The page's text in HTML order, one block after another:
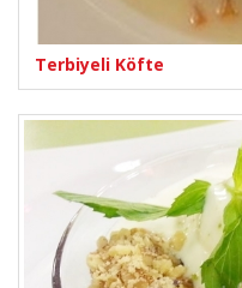
Terbiyeli Köfte